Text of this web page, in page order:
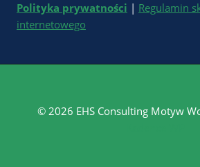
Polityka prywatności | Regulamin
internetowego
© 2026 EHS Consulting Motyw